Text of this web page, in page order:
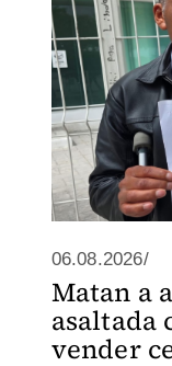
06.08.2026/
Matan a
asaltada
vender